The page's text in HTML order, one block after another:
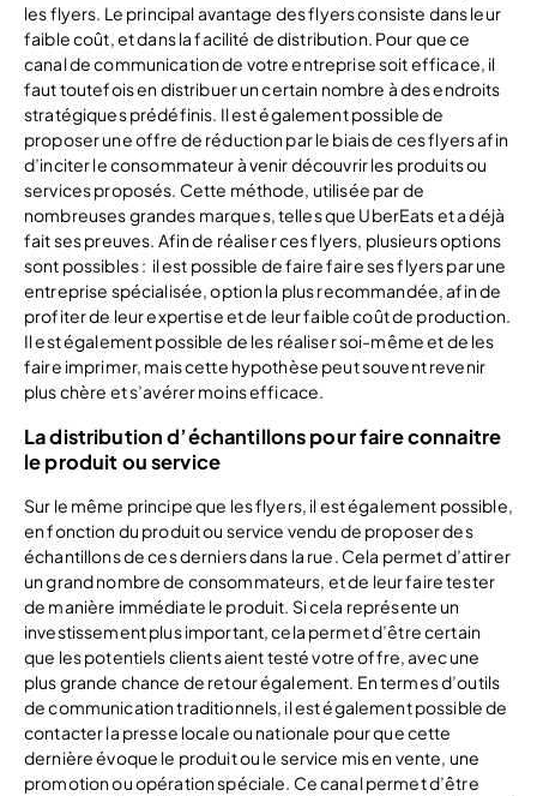
les flyers. Le principal avantage des flyers consiste dans leur
faible coût, et dans la facilité de distribution. Pour que ce
canal de communication de votre entreprise soit efficace, il
faut toutefois en distribuer un certain nombre à des endroits
stratégiques prédéfinis. Il est également possible de
proposer une offre de réduction par le biais de ces flyers afin
d’inciter le consommateur à venir découvrir les produits ou
services proposés. Cette méthode, utilisée par de
nombreuses grandes marques, telles que UberEats et a déjà
fait ses preuves. Afin de réaliser ces flyers, plusieurs options
sont possibles : il est possible de faire faire ses flyers par une
entreprise spécialisée, option la plus recommandée, afin de
profiter de leur expertise et de leur faible coût de production.
Il est également possible de les réaliser soi-même et de les
faire imprimer, mais cette hypothèse peut souvent revenir
plus chère et s’avérer moins efficace.
La distribution d’échantillons pour faire connaitre
le produit ou service
Sur le même principe que les flyers, il est également possible,
en fonction du produit ou service vendu de proposer des
échantillons de ces derniers dans la rue. Cela permet d’attirer
un grand nombre de consommateurs, et de leur faire tester
de manière immédiate le produit. Si cela représente un
investissement plus important, cela permet d’être certain
que les potentiels clients aient testé votre offre, avec une
plus grande chance de retour également. En termes d’outils
de communication traditionnels, il est également possible de
contacter la presse locale ou nationale pour que cette
dernière évoque le produit ou le service mis en vente, une
promotion ou opération spéciale. Ce canal permet d’être